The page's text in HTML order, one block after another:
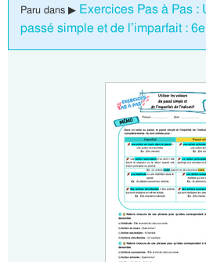
Paru dans ▶ Exercices Pas à Pas :
passé simple et de l’imparfait :